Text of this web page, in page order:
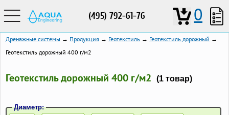
(495) 792-61-76 0
Дренажные системы → Продукция → Геотекстиль → Геотекстиль дорожный →
Геотекстиль дорожный 400 г/м2
Геотекстиль дорожный 400 г/м2 (1 товар)
Диаметр: